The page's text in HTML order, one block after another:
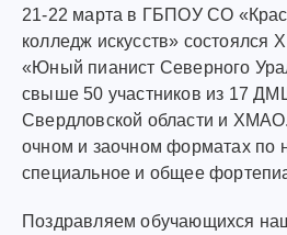
21-22 марта в ГБПОУ СО
колледж искусств» состоялся
«Юный пианист Северного
свыше 50 участников из 17
Свердловской области и
очном и заочном форматах по
специальное и общее
Поздравляем обучающихся